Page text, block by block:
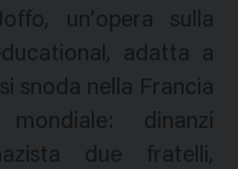
un’opera sulla
adatta a
snoda nella Francia
dinanzi
due fratelli,